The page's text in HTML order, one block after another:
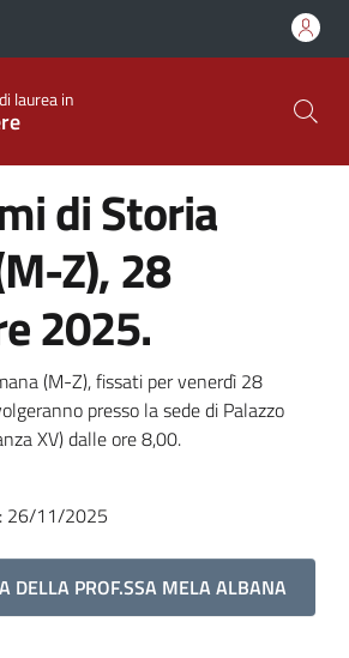
laurea in
di Storia
Z), 28
2025.
(M-Z), fissati per venerdì 28
presso la sede di Palazzo
XV) dalle ore 8,00.
26/11/2025
DELLA PROF.SSA MELA ALBANA